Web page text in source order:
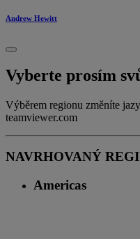
Andrew Hewitt
Vyberte prosím
Výběrem regionu změníte
teamviewer.com
NAVRHOVANÝ
Americas